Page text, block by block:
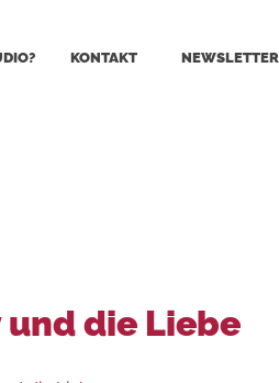
KONTAKT NEWSLETTER
und die Liebe